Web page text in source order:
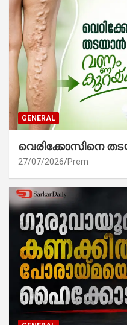
GENERAL
വെരിക്കോസിനെ
27/07/2026 Prem